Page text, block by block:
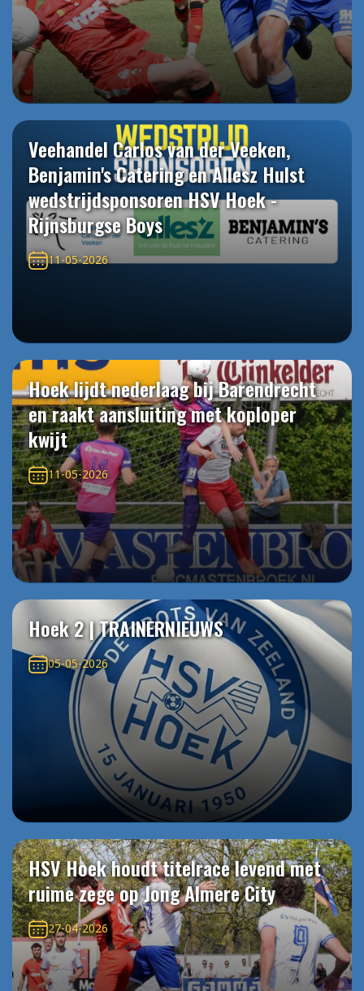
Veehandel Carlos van der Veeken,
Benjamin's Catering en Allesz Hulst
wedstrijdsponsoren HSV Hoek -
Rijnsburgse Boys
11-05-2026
Hoek lijdt nederlaag bij Barendrecht
en raakt aansluiting met koploper
kwijt
11-05-2026
Hoek 2 | TRAINERNIEUWS
05-05-2026
HSV Hoek houdt titelrace levend met
ruime zege op Jong Almere City
27-04-2026